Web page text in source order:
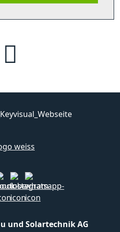
und Solartechnik AG